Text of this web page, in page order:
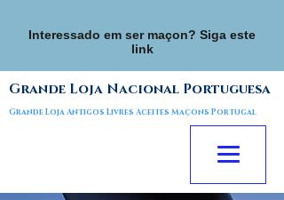
Interessado em ser maçon? Siga este
link
Grande Loja Nacional Portuguesa
Grande Loja Antigos Livres Aceites Maçons Portugal